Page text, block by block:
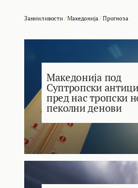
Занимливости/Македонија/Прогноза
Македонија под
Суптропски
пред нас тропски
пеколни денови